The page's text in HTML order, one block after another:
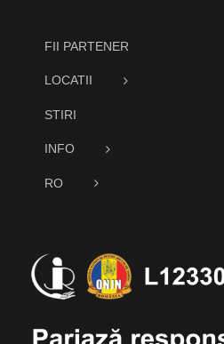
FII PARTENER
LOCATII
STIRI
INFO
RO